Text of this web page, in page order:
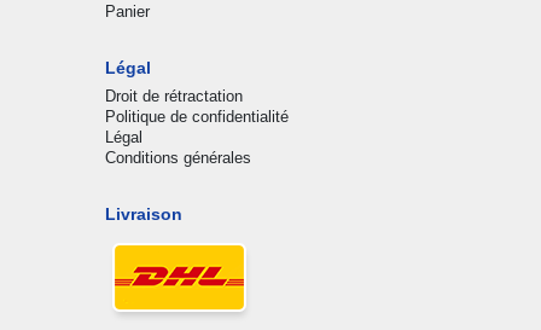
Panier
Légal
Droit de rétractation
Politique de confidentialité
Légal
Conditions générales
Livraison